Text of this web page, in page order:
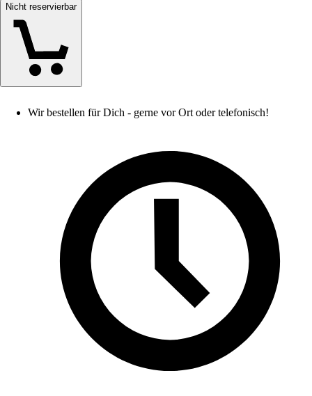
Nicht reservierbar
Wir bestellen für Dich - gerne vor Ort oder telefonisch!